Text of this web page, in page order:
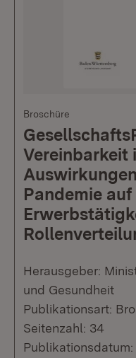
Broschüre
Vereinbarkeit
Pandemie
Herausgeber:
und Gesundheit
Publikationsart:
Seitenzahl: 34
Publikationsdatum: